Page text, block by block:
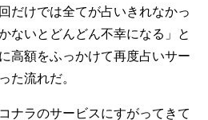
だけでは全てが占いきれなかっ
ないとどんどん不幸になる」と
高額をふっかけて再度占いサー
た流れだ。
ナラのサービスにすがってきて